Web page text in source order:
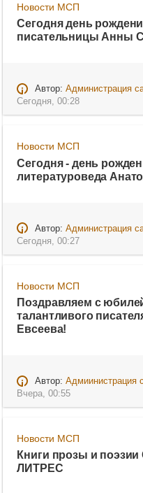
Новости МСП
Сегодня день
писательницы Анны
Автор: Администрация
Сегодня, 00:28
Новости МСП
Сегодня - день
литературоведа
Автор: Администрация
Сегодня, 00:27
Новости МСП
Поздравляем с
талантливого
Евсеева!
Автор: Адмиинистрация
Вчера, 00:55
Новости МСП
Книги прозы и поэзии
ЛИТРЕС